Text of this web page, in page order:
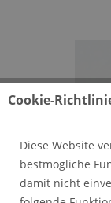
Cookie-
Diese Website
bestmögliche
damit nicht